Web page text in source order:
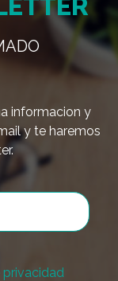
informacion y
y te haremos
privacidad